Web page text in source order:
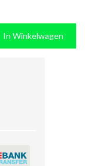
In Winkelwagen